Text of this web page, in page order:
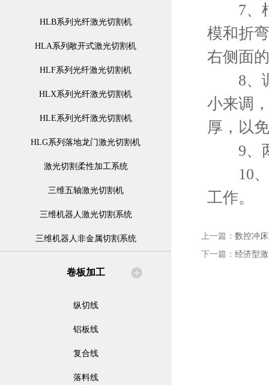
HLB系列光纤激光切割机
HLA系列敞开式激光切割机
HLF系列光纤激光切割机
HLX系列光纤激光切割机
HLE系列光纤激光切割机
HLG系列落地龙门激光切割机
激光切割柔性加工系统
三维五轴激光切割机
三维机器人激光切割系统
三维机器人非金属切割系统
卷板加工
纵切线
铝板线
复合线
落料线
7、根
模和折
右侧面
8、调
小来调
厚，以
9、两
10、
工作。
上一篇： 数控冲
下一篇： 经济型